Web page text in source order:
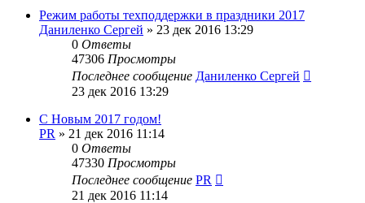
Режим работы техподдержки в праздники 2017
Даниленко Сергей » 23 дек 2016 13:29
0 Ответы
47306 Просмотры
Последнее сообщение Даниленко Сергей
23 дек 2016 13:29
С Новым 2017 годом!
PR » 21 дек 2016 11:14
0 Ответы
47330 Просмотры
Последнее сообщение PR
21 дек 2016 11:14